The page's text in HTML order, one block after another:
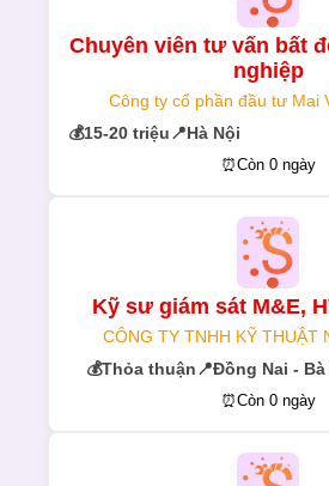
Chuyên viên tư vấn bất
nghiệp
Công ty cổ phần đầu tư Mai
💰15-20 triệu📍Hà Nội
⏰Còn 0 ngày
Kỹ sư giám sát M&E,
CÔNG TY TNHH KỸ THUẬT
💰Thỏa thuận📍Đồng Nai - Bà
⏰Còn 0 ngày